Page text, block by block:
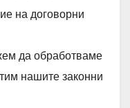
на договорни
да обработваме
нашите законни